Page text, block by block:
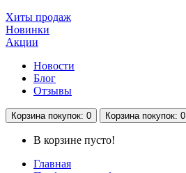
Хиты продаж
Новинки
Акции
Новости
Блог
Отзывы
Корзина покупок: 0 Корзина покупок: 0
В корзине пусто!
Главная